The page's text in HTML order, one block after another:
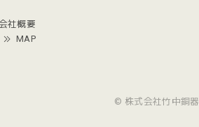
社概要
MAP
© 株式会社竹中銅器